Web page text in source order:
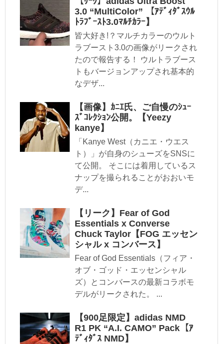
3.0 “MultiColor” 【ｱﾃﾞｨﾀﾞｽｳﾙ
ﾄﾗﾌﾞｰｽﾄ3.0ﾏﾙﾁｶﾗｰ】
皆大好き!？マルチカラーのウルト
ラブースト3.0の画像がリークされ
たので報告する！ ウルトラブース
トもバージョンアップされ基本的
なデザ...
【画像】ｶﾆｴ氏、ご自慢のｼｭｰ
ｽﾞｺﾚｸｼｮﾝ公開。【Yeezy
kanye】
「Kanye West（カニエ・ウエス
ト）」が自身のシューズをSNSに
て公開。 そこには着用しているス
ナップを撮られることがおおいモ
デ...
【リーク】Fear of God
Essentials x Converse
Chuck Taylor【FOG エッセン
シャル x コンバース】
Fear of God Essentials（フィア・
オブ・ゴッド・エッセンシャル
ズ）とコンバースの最新コラボモ
デルがリークされた。 ...
【900足限定】adidas NMD
R1 PK “A.I. CAMO” Pack【ｱ
ﾃﾞｨﾀﾞｽ NMD】